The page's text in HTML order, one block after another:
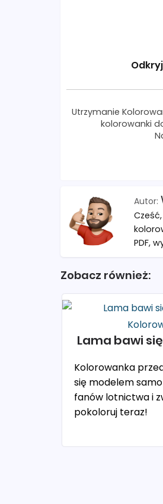
Utrzymanie
kolorowanki
PDF,
Zobacz również:
Lama bawi
Kolorowanka
się modelem
fanów lotnictwa i
pokoloruj teraz!